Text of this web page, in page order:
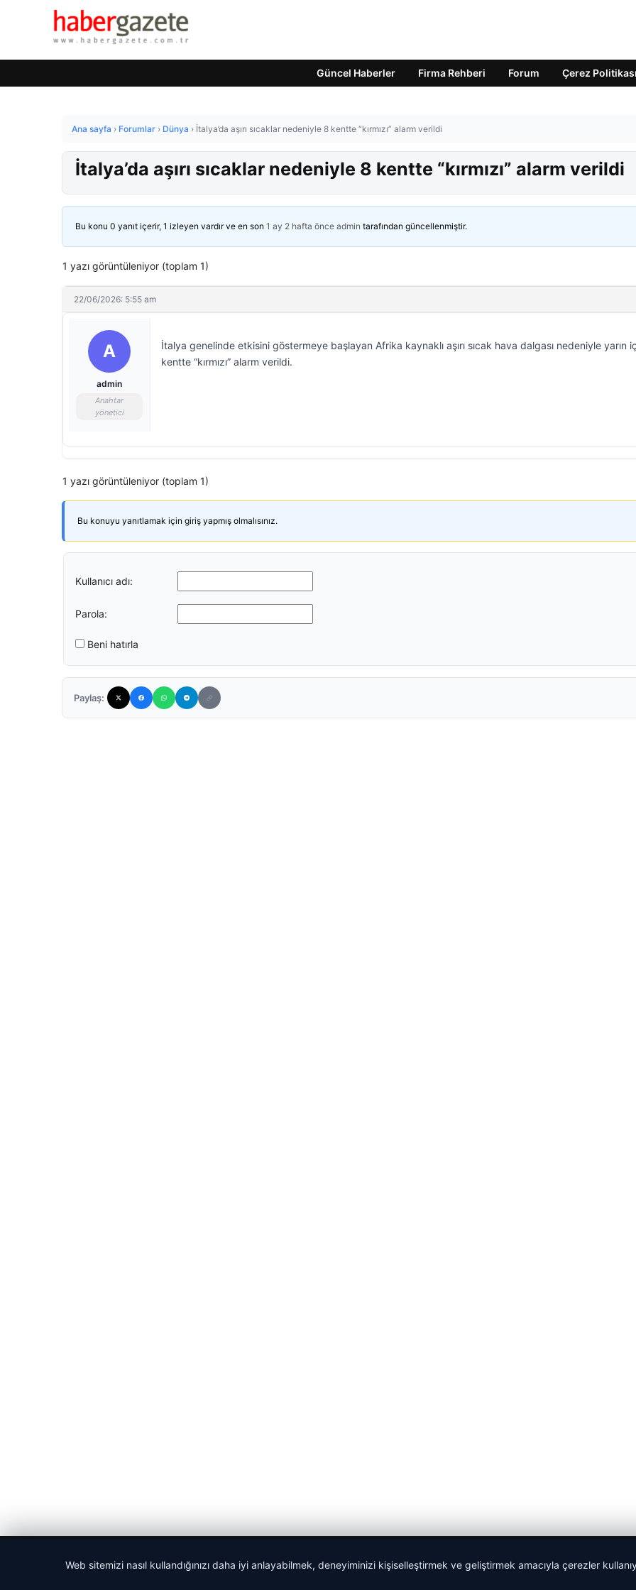
Güncel Haberler Firma Rehberi Forum Çerez Politikası
Ana sayfa › Forumlar › Dünya › İtalya’da aşırı sıcaklar nedeniyle 8 kentte “kırmızı” alarm verildi
İtalya’da aşırı sıcaklar nedeniyle 8 kentte “kırmızı” alarm verildi
Bu konu 0 yanıt içerir, 1 izleyen vardır ve en son 1 ay 2 hafta önce admin tarafından güncellenmiştir.
1 yazı görüntüleniyor (toplam 1)
22/06/2026: 5:55 am
A
admin
Anahtar
yönetici
İtalya genelinde etkisini göstermeye başlayan Afrika kaynaklı aşırı sıcak hava dalgası nedeniyle yarın
kentte “kırmızı” alarm verildi.
1 yazı görüntüleniyor (toplam 1)
Bu konuyu yanıtlamak için giriş yapmış olmalısınız.
Kullanıcı adı:
Parola:
Beni hatırla
Paylaş:
Web sitemizi nasıl kullandığınızı daha iyi anlayabilmek, deneyiminizi kişiselleştirmek ve geliştirmek amacıyla çerezler